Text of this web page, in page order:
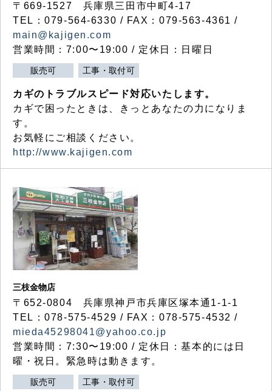
〒669-1527 兵庫県三田市中町4-17
TEL：079-564-6330 / FAX：079-563-4361 /
main@kajigen.com
営業時間：7:00〜19:00 / 定休日：日曜日
販売可 工事・取付可
カギのトラブルスピード対応いたします。
カギで困ったときは、きっとあなたの力になりま
す。
お気軽にご相談ください。
http://www.kajigen.com
三枝金物店
〒652-0804 兵庫県神戸市兵庫区塚本通1-1-1
TEL：078-575-4529 / FAX：078-575-4532 /
mieda45298041@yahoo.co.jp
営業時間：7:30〜19:00 / 定休日：基本的には日
曜・祝日。緊急時は動きます。
販売可 工事・取付可